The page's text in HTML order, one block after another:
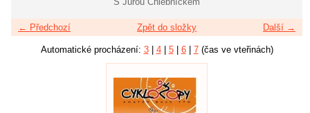
← Předchozí Další →
Zpět do složky
Automatické procházení: 3| 4| 5| 6| 7(čas ve vteřinách)